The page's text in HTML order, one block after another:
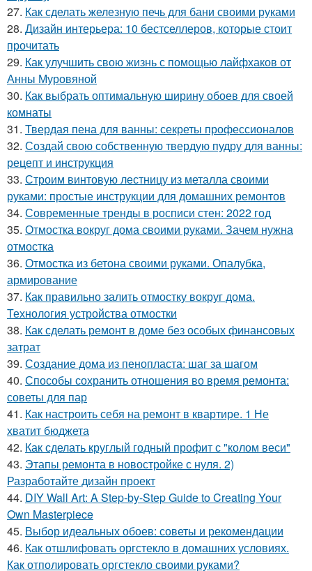
27. Как сделать железную печь для бани своими руками
28. Дизайн интерьера: 10 бестселлеров, которые стоит
прочитать
29. Как улучшить свою жизнь с помощью лайфхаков от
Анны Муровяной
30. Как выбрать оптимальную ширину обоев для своей
комнаты
31. Твердая пена для ванны: секреты профессионалов
32. Создай свою собственную твердую пудру для ванны:
рецепт и инструкция
33. Строим винтовую лестницу из металла своими
руками: простые инструкции для домашних ремонтов
34. Современные тренды в росписи стен: 2022 год
35. Отмостка вокруг дома своими руками. Зачем нужна
отмостка
36. Отмостка из бетона своими руками. Опалубка,
армирование
37. Как правильно залить отмостку вокруг дома.
Технология устройства отмостки
38. Как сделать ремонт в доме без особых финансовых
затрат
39. Создание дома из пенопласта: шаг за шагом
40. Способы сохранить отношения во время ремонта:
советы для пар
41. Как настроить себя на ремонт в квартире. 1 Не
хватит бюджета
42. Как сделать круглый годный профит с "колом веси"
43. Этапы ремонта в новостройке с нуля. 2)
Разработайте дизайн проект
44. DIY Wall Art: A Step-by-Step Guide to Creating Your
Own Masterpiece
45. Выбор идеальных обоев: советы и рекомендации
46. Как отшлифовать оргстекло в домашних условиях.
Как отполировать оргстекло своими руками?